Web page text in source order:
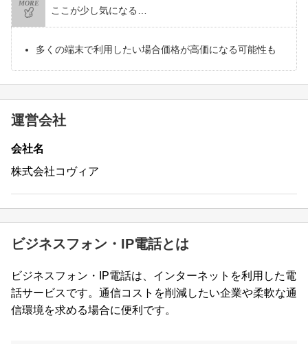
MORE
ここが少し気になる…
多くの端末で利用したい場合価格が高価になる可能性も
運営会社
会社名
株式会社コヴィア
ビジネスフォン・IP電話とは
ビジネスフォン・IP電話は、インターネットを利用した電
話サービスです。通信コストを削減したい企業や柔軟な通
信環境を求める場合に便利です。